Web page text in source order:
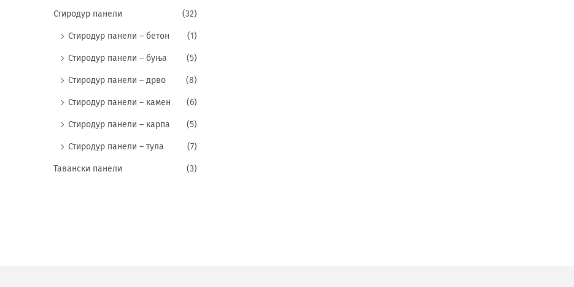
Стиродур панели (32)
Стиродур панели – бетон (1)
Стиродур панели – буња (5)
Стиродур панели – дрво (8)
Стиродур панели – камен (6)
Стиродур панели – карпа (5)
Стиродур панели – тула (7)
Тавански панели (3)